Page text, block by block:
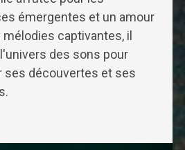
émergentes et un amour
mélodies captivantes, il
des sons pour
ses découvertes et ses